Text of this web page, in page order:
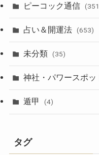
ピーコック通信
占い＆開運法 (653)
未分類 (35)
神社・パワースポッ
遁甲 (4)
タグ